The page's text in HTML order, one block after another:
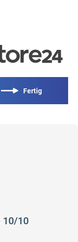
Fertig
10/10